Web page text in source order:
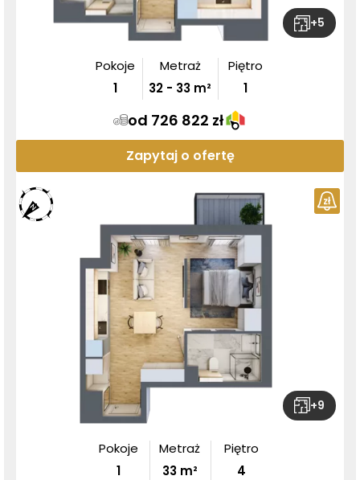
+5
Pokoje
1
Metraż
32 - 33 m²
Piętro
1
od 726 822 zł
Zapytaj o ofertę
+9
Pokoje
1
Metraż
33m²
Piętro
4